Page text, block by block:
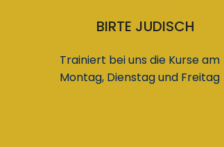
BIRTE JUDISCH
Trainiert bei uns die Kurse am
Montag, Dienstag und Freitag